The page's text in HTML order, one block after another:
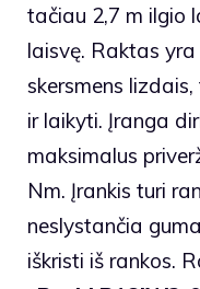
tačiau 2,7 m ilgio
laisvę. Raktas
skersmens
ir laikyti. Įranga
maksimalus
Nm. Įrankis turi
neslystančia
iškristi iš rankos.